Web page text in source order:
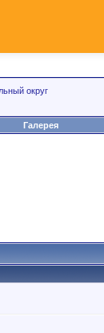
округ
Галерея